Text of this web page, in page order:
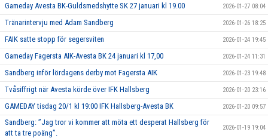
Gameday Avesta BK-Guldsmedshytte SK 27 januari kl 19.00 2026-01-27 08:04
Tränarintervju med Adam Sandberg 2026-01-26 18:25
FAIK satte stopp för segersviten 2026-01-24 19:45
Gameday Fagersta AIK-Avesta BK 24 januari kl 17,00 2026-01-24 11:31
Sandberg inför lördagens derby mot Fagersta AIK 2026-01-23 19:48
Tvåsiffrigt när Avesta körde över IFK Hallsberg 2026-01-20 23:16
GAMEDAY tisdag 20/1 kl 19:00 IFK Hallsberg-Avesta BK 2026-01-20 09:57
Sandberg: ”Jag tror vi kommer att möta ett desperat Hallsberg för
att ta tre poäng”.
2026-01-19 19:04